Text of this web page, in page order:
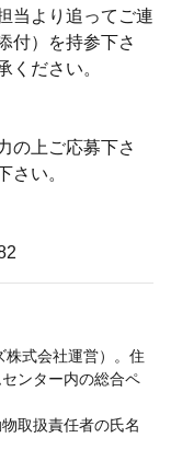
当より追ってご連
付）を持参下さ
ださい。
の上ご応募下さ
さい。
株式会社運営）。住
ンター内の総合ペ
取扱責任者の氏名